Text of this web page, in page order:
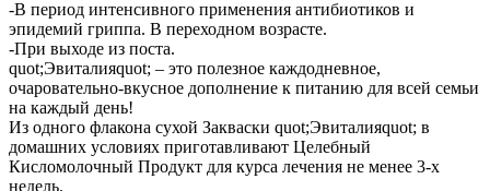
-В период интенсивного применения антибиотиков и
эпидемий гриппа. В переходном возрасте.
-При выходе из поста.
quot;Эвиталияquot; – это полезное каждодневное,
очаровательно-вкусное дополнение к питанию для всей семьи
на каждый день!
Из одного флакона сухой Закваски quot;Эвиталияquot; в
домашних условиях приготавливают Целебный
Кисломолочный Продукт для курса лечения не менее 3-х
недель.